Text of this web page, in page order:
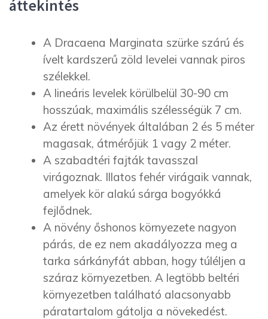
áttekintés
A Dracaena Marginata szürke szárú és
ívelt kardszerű zöld levelei vannak piros
szélekkel.
A lineáris levelek körülbelül 30-90 cm
hosszúak, maximális szélességük 7 cm.
Az érett növények általában 2 és 5 méter
magasak, átmérőjük 1 vagy 2 méter.
A szabadtéri fajták tavasszal
virágoznak. Illatos fehér virágaik vannak,
amelyek kör alakú sárga bogyókká
fejlődnek.
A növény őshonos környezete nagyon
párás, de ez nem akadályozza meg a
tarka sárkányfát abban, hogy túléljen a
száraz környezetben. A legtöbb beltéri
környezetben található alacsonyabb
páratartalom gátolja a növekedést.